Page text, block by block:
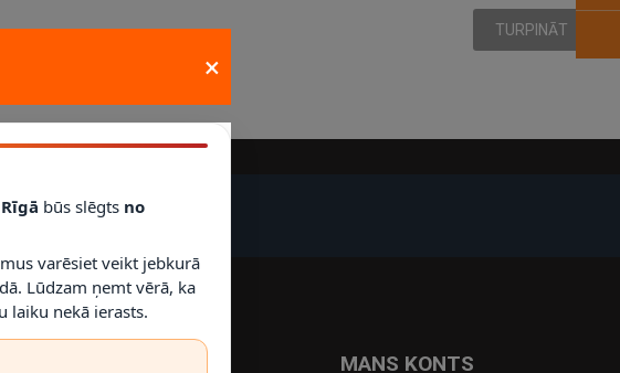
TURPINĀT
MANS KONTS
×
būs slēgts no
varēsiet veikt jebkurā
Lūdzam ņemt vērā, ka
laiku nekā ierasts.